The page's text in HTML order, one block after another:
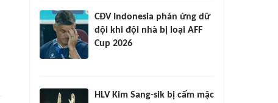
CĐV Indonesia phản ứng dữ
dội khi đội nhà bị loại AFF
Cup 2026
HLV Kim Sang-sik bị cấm mặc